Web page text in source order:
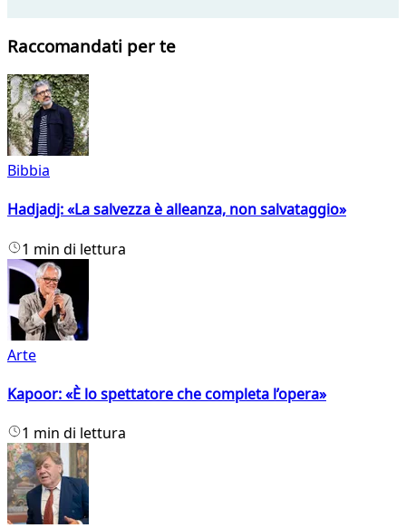
Raccomandati per te
Bibbia
Hadjadj: «La salvezza è alleanza, non salvataggio»
1 min di lettura
Arte
Kapoor: «È lo spettatore che completa l’opera»
1 min di lettura